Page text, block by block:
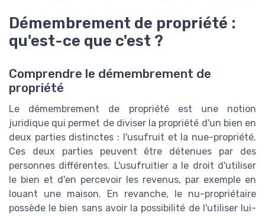
Démembrement de propriété :
qu'est-ce que c'est ?
Comprendre le démembrement de
propriété
Le démembrement de propriété est une notion
juridique qui permet de diviser la propriété d'un bien en
deux parties distinctes : l'usufruit et la nue-propriété.
Ces deux parties peuvent être détenues par des
personnes différentes. L'usufruitier a le droit d'utiliser
le bien et d'en percevoir les revenus, par exemple en
louant une maison. En revanche, le nu-propriétaire
possède le bien sans avoir la possibilité de l'utiliser lui-